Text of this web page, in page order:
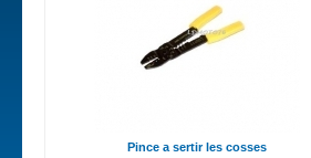
Pince a sertir les cosses